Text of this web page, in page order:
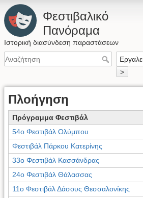
Φεστιβαλικό
Πανόραμα
Ιστορική διασύνδεση παραστάσεων
>
Πλοήγηση
Πρόγραμμα Φεστιβάλ
54ο Φεστιβάλ Ολύμπου
Φεστιβάλ Πάρκου Κατερίνης
33ο Φεστιβάλ Κασσάνδρας
24ο Φεστιβάλ Θάλασσας
11ο Φεστιβάλ Δάσους Θεσσαλονίκης